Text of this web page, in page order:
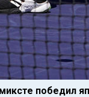
победил